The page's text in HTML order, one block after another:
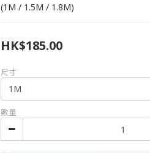
(1M / 1.5M / 1.8M)
HK$185.00
尺寸
數量